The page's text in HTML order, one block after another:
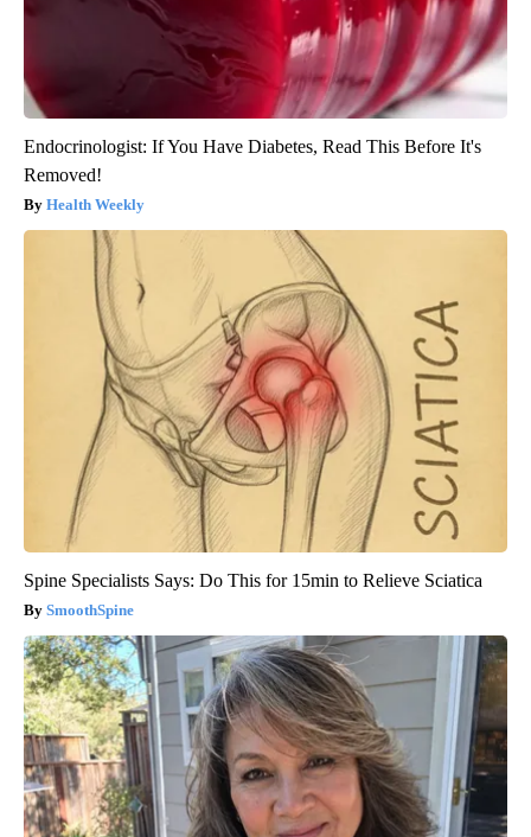
Endocrinologist: If You Have Diabetes, Read This Before It's
Removed!
Health Weekly
Spine Specialists Says: Do This for 15min to Relieve Sciatica
SmoothSpine